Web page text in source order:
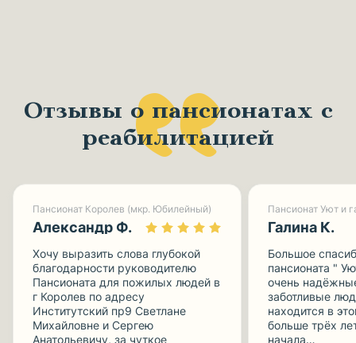
Отзывы о пансионатах с
реабилитацией
Пансионат Королев (мкр. Юбилейный)
Александр Ф.
Хочу выразить слова глубокой
благодарности руководителю
Пансионата для пожилых людей в
г Королев по адресу
Институтский пр9 Светлане
Михайловне и Сергею
Анатольевичу, за чуткое
Галина К.
Большое
пансионата "
очень
заботливые
находится в
больше трёх
начала…